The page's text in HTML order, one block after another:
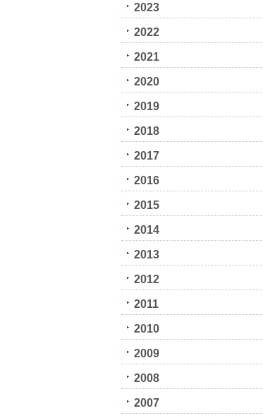
2023
2022
2021
2020
2019
2018
2017
2016
2015
2014
2013
2012
2011
2010
2009
2008
2007